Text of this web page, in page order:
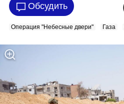
Обсудить
Операция "Небесные двери" Газа